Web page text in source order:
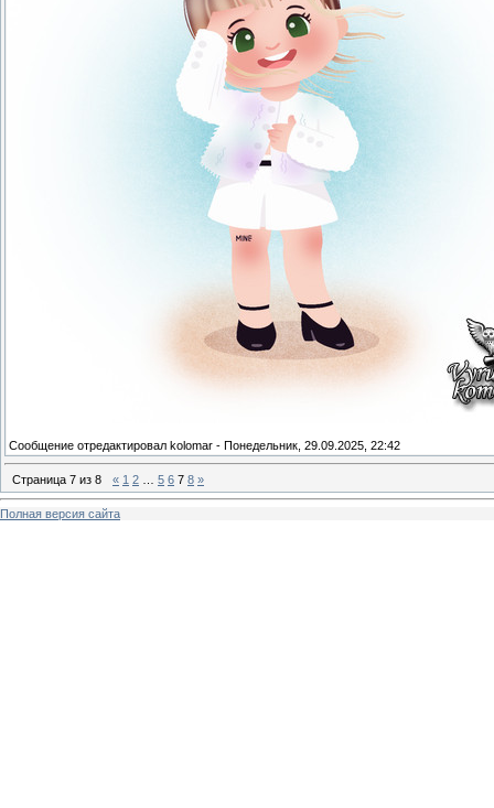
Сообщение отредактировал kolomar - Понедельник, 29.09.2025, 22:42
Страница 7 из 8 « 1 2 5 6 7 8 »
Полная версия сайта